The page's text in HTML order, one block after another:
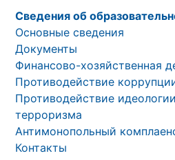
Сведения об
Основные сведения
Документы
Финансово-хозяйственная
Противодействие
Противодействие
терроризма
Антимонопольный
Контакты